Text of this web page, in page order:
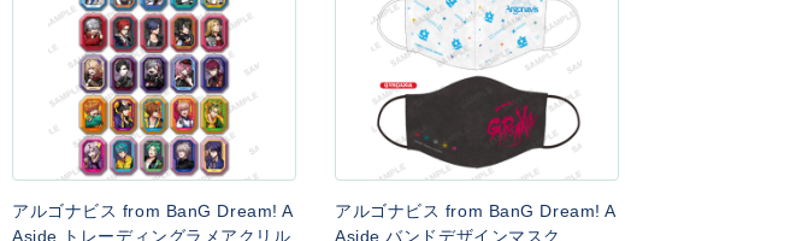
アルゴナビス from BanG Dream! A
Aside トレーディングラメアクリル
アルゴナビス from BanG Dream! A
Aside バンドデザインマスク